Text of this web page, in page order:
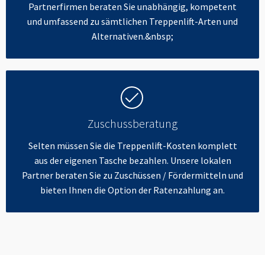
Partnerfirmen beraten Sie unabhängig, kompetent
und umfassend zu sämtlichen Treppenlift-Arten und
Alternativen.&nbsp;
Zuschussberatung
Selten müssen Sie die Treppenlift-Kosten komplett
aus der eigenen Tasche bezahlen. Unsere lokalen
Partner beraten Sie zu Zuschüssen / Fördermitteln und
bieten Ihnen die Option der Ratenzahlung an.